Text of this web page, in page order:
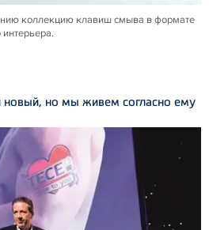
коллекцию клавиш смыва в формате
но мы живем согласно ему